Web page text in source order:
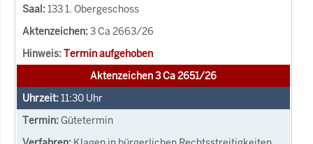
133 1. Obergeschoss
3 Ca 2663/26
Termin aufgehoben
Aktenzeichen 3 Ca 2651/26
11:30 Uhr
Gütetermin